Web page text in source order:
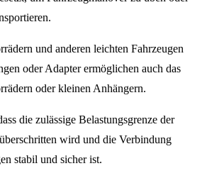
und anderen leichten Fahrzeugen
oder Adapter ermöglichen auch das
oder kleinen Anhängern.
die zulässige Belastungsgrenze der
wird und die Verbindung
stabil und sicher ist.